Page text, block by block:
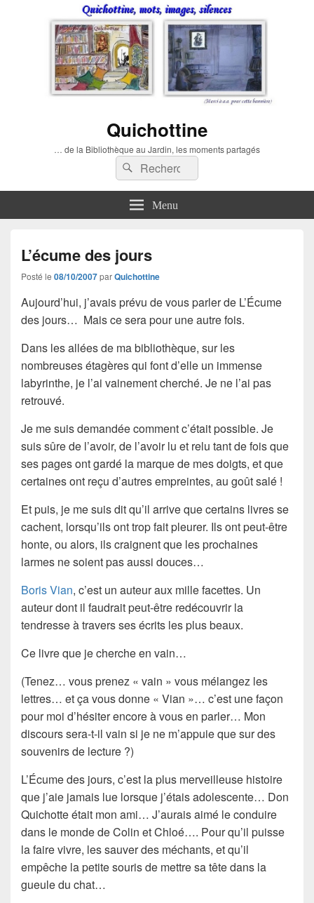
Quichottine
… de la Bibliothèque au Jardin, les moments partagés
Recherche :
Rechercher
Menu
L’écume des jours
Posté le 08/10/2007parQuichottine
Aujourd’hui, j’avais prévu de vous parler de L’Écume
des jours… Mais ce sera pour une autre fois.
Dans les allées de ma bibliothèque, sur les
nombreuses étagères qui font d’elle un immense
labyrinthe, je l’ai vainement cherché. Je ne l’ai pas
retrouvé.
Je me suis demandée comment c’était possible. Je
suis sûre de l’avoir, de l’avoir lu et relu tant de fois que
ses pages ont gardé la marque de mes doigts, et que
certaines ont reçu d’autres empreintes, au goût salé !
Et puis, je me suis dit qu’il arrive que certains livres se
cachent, lorsqu’ils ont trop fait pleurer. Ils ont peut-être
honte, ou alors, ils craignent que les prochaines
larmes ne soient pas aussi douces…
Boris Vian, c’est un auteur aux mille facettes. Un
auteur dont il faudrait peut-être redécouvrir la
tendresse à travers ses écrits les plus beaux.
Ce livre que je cherche en vain…
(Tenez… vous prenez « vain » vous mélangez les
lettres… et ça vous donne « Vian »… c’est une façon
pour moi d’hésiter encore à vous en parler… Mon
discours sera-t-il vain si je ne m’appuie que sur des
souvenirs de lecture ?)
L’Écume des jours, c’est la plus merveilleuse histoire
que j’aie jamais lue lorsque j’étais adolescente… Don
Quichotte était mon ami… J’aurais aimé le conduire
dans le monde de Colin et Chloé…. Pour qu’il puisse
la faire vivre, les sauver des méchants, et qu’il
empêche la petite souris de mettre sa tête dans la
gueule du chat…